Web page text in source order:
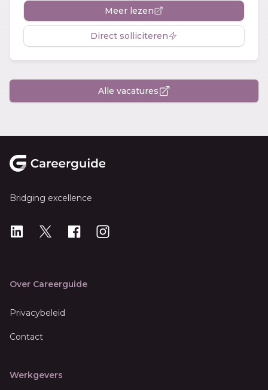
Meer lezen
Direct solliciteren
Alle vacatures
Bridging excellence
LinkedIn
X Instagram
Over Careerguide
Privacybeleid
Contact
Werkgevers